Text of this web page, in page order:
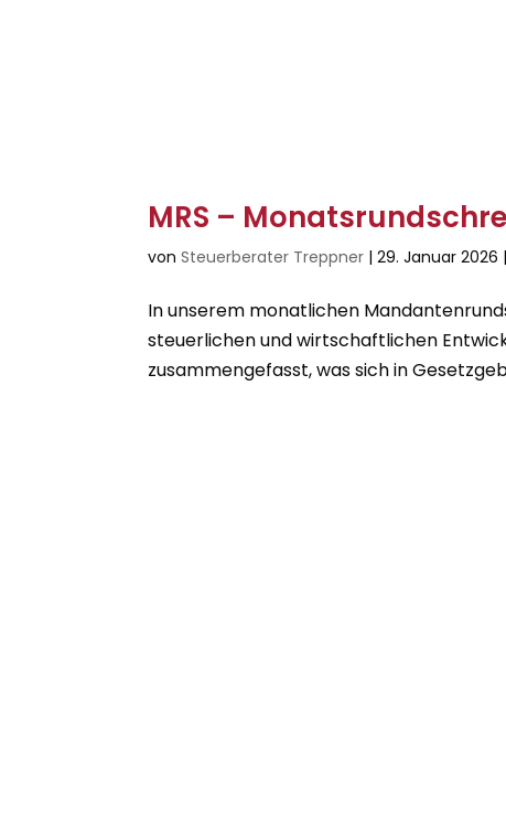
MRS –
vonSteuerberater Treppner |29. Januar 2026
In unserem monatlichen
steuerlichen und wirtschaftlichen
zusammengefasst, was sich in